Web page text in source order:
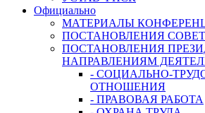
Официально
МАТЕРИАЛЫ
ПОСТАНОВЛЕНИЯ
ПОСТАНОВЛЕНИЯ
НАПРАВЛЕНИЯМ
- СОЦИАЛЬНО-
ОТНОШЕНИЯ
- ПРАВОВАЯ РАБОТА